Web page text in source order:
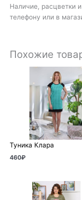
Наличие, расцветки
телефону или в
Похожие
Туника Клара
460₽